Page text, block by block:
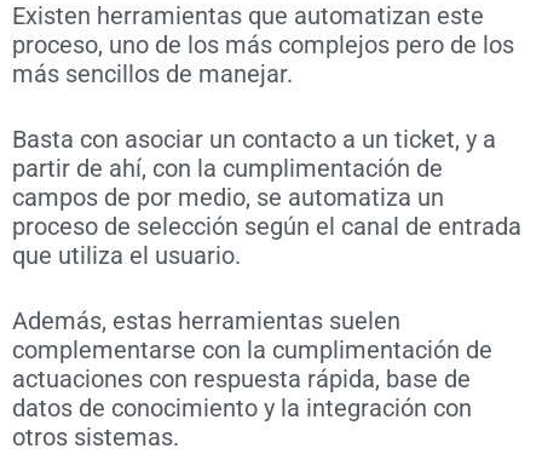
Existen herramientas que automatizan este
proceso, uno de los más complejos pero de los
más sencillos de manejar.
Basta con asociar un contacto a un ticket, y a
partir de ahí, con la cumplimentación de
campos de por medio, se automatiza un
proceso de selección según el canal de entrada
que utiliza el usuario.
Además, estas herramientas suelen
complementarse con la cumplimentación de
actuaciones con respuesta rápida, base de
datos de conocimiento y la integración con
otros sistemas.